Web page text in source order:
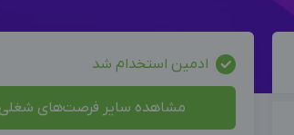
ادمین استخدام شد
مشاهده سایر فرصت‌های شغلی